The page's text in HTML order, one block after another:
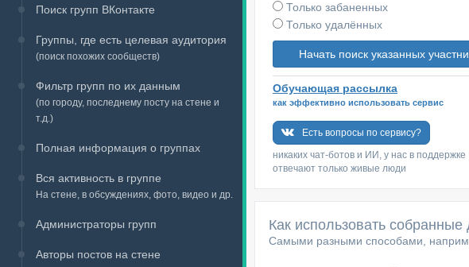
Только забаненных
Только удалённых
Обучающая рассылка
как эффективно использовать сервис
Есть вопросы по сервису?
никаких чат-ботов и ИИ, у нас в поддержке
отвечают только живые люди
Как использовать
Самыми разными способами,
Поиск групп ВКонтакте
Группы, где есть целевая аудитория
(поиск похожих сообществ)
Фильтр групп по их данным
(по городу, последнему посту на стене и
т.д.)
Полная информация о группах
Вся активность в группе
На стене, в обсуждениях, фото, видео и др.
Администраторы групп
Авторы постов на стене